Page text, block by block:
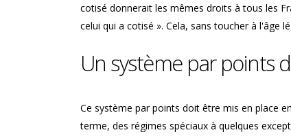
cotisé donnerait les mêmes droits à tous les
celui qui a cotisé ». Cela, sans toucher à l'âge
Un système par points
Ce système par points doit être mis en place
terme, des régimes spéciaux à quelques